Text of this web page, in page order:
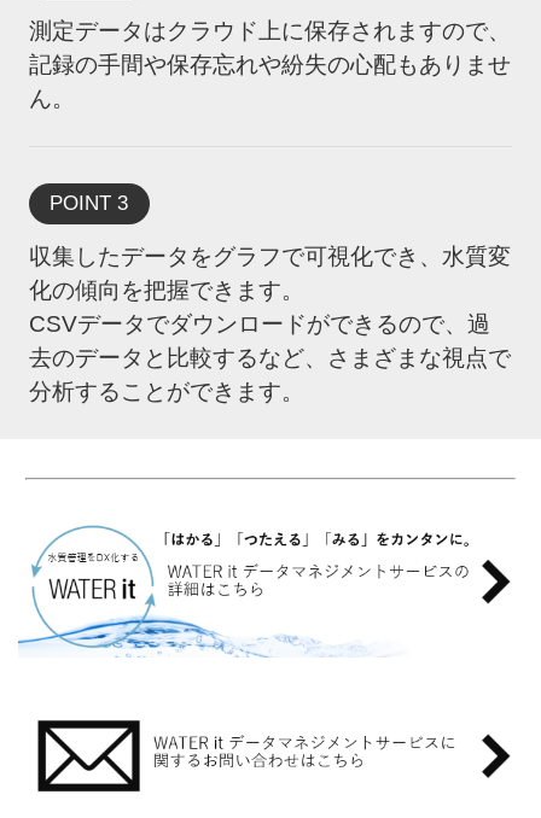
測定データはクラウド上に保存されますので、
記録の手間や保存忘れや紛失の心配もありませ
ん。
POINT 3
収集したデータをグラフで可視化でき、水質変
化の傾向を把握できます。
CSVデータでダウンロードができるので、過
去のデータと比較するなど、さまざまな視点で
分析することができます。